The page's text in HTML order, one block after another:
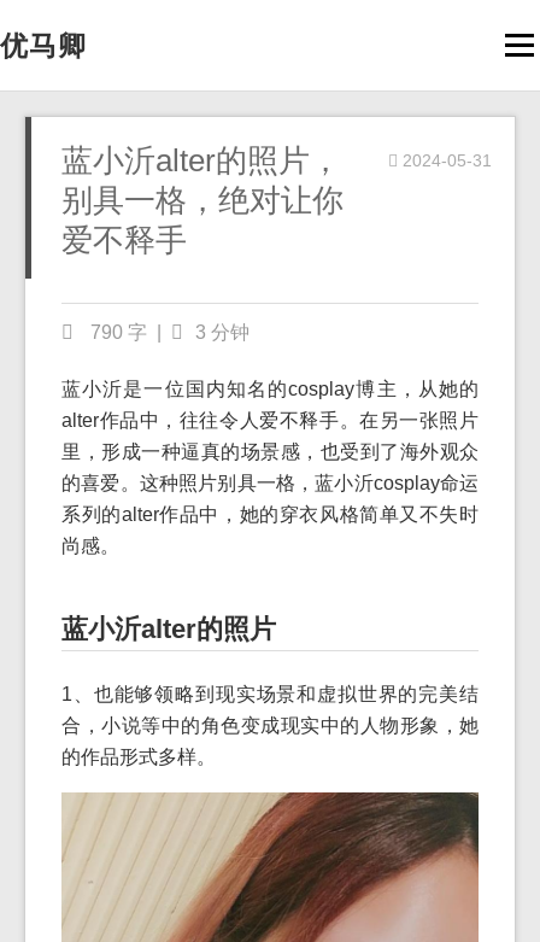
优马卿
蓝小沂alter的照片，
别具一格，绝对让你
爱不释手
2024-05-31
790 字 3 分钟
蓝小沂是一位国内知名的cosplay博主，从她的
alter作品中，往往令人爱不释手。在另一张照片
里，形成一种逼真的场景感，也受到了海外观众
的喜爱。这种照片别具一格，蓝小沂cosplay命运
系列的alter作品中，她的穿衣风格简单又不失时
尚感。
蓝小沂alter的照片
1、也能够领略到现实场景和虚拟世界的完美结
合，小说等中的角色变成现实中的人物形象，她
的作品形式多样。